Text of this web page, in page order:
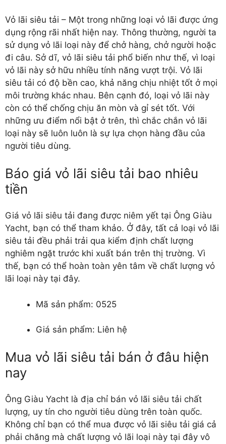
Vỏ lãi siêu tải – Một trong những loại vỏ lãi được ứng
dụng rộng rãi nhất hiện nay. Thông thường, người ta
sử dụng vỏ lãi loại này để chở hàng, chở người hoặc
đi câu. Sở dĩ, vỏ lãi siêu tải phổ biến như thế, vì loại
vỏ lãi này sở hữu nhiều tính năng vượt trội. Vỏ lãi
siêu tải có độ bền cao, khả năng chịu nhiệt tốt ở mọi
môi trường khác nhau. Bên cạnh đó, loại vỏ lãi này
còn có thể chống chịu ăn mòn và gỉ sét tốt. Với
những ưu điểm nổi bật ở trên, thì chắc chắn vỏ lãi
loại này sẽ luôn luôn là sự lựa chọn hàng đầu của
người tiêu dùng.
Báo giá vỏ lãi siêu tải bao nhiêu
tiền
Giá vỏ lãi siêu tải đang được niêm yết tại Ông Giàu
Yacht, bạn có thể tham khảo. Ở đây, tất cả loại vỏ lãi
siêu tải đều phải trải qua kiểm định chất lượng
nghiêm ngặt trước khi xuất bán trên thị trường. Vì
thế, bạn có thể hoàn toàn yên tâm về chất lượng vỏ
lãi loại này tại đây.
Mã sản phẩm: 0525
Giá sản phẩm: Liên hệ
Mua vỏ lãi siêu tải bán ở đâu hiện
nay
Ông Giàu Yacht là địa chỉ bán vỏ lãi siêu tải chất
lượng, uy tín cho người tiêu dùng trên toàn quốc.
Không chỉ bạn có thể mua được vỏ lãi siêu tải giá cả
phải chăng mà chất lượng vỏ lãi loại này tại đây vô